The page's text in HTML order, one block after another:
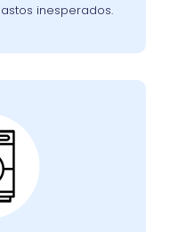
inesperados.
Lava e
para resolver